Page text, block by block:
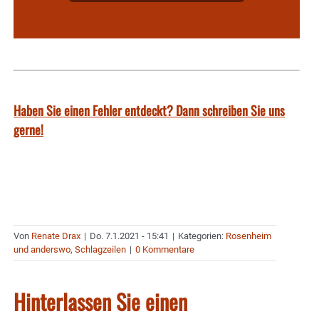
Haben Sie einen Fehler entdeckt? Dann schreiben Sie uns
gerne!
Von Renate Drax | Do. 7.1.2021 - 15:41 | Kategorien: Rosenheim
und anderswo, Schlagzeilen | 0 Kommentare
Hinterlassen Sie einen